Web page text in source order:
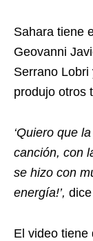
Sahara tiene
Geovanni
Serrano
produjo otros
‘Quiero que
canción, con
se hizo con
energía!’,
El video